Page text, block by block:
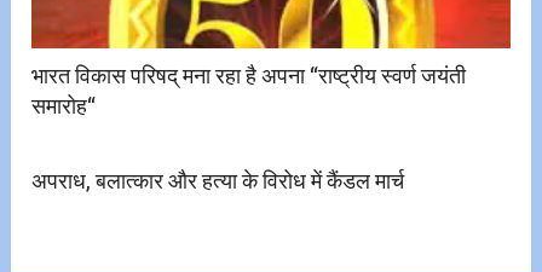
भारत विकास परिषद् मना रहा है अपना “राष्ट्रीय स्वर्ण जयंती
समारोह“
अपराध, बलात्कार और हत्या के विरोध में कैंडल मार्च